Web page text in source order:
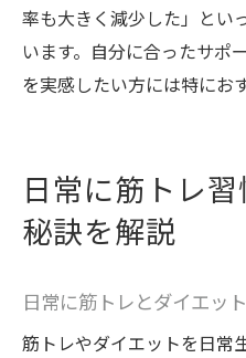
率も大きく減少した」とい
います。自分に合ったサポ
を実感したい方には特にお
日常に筋トレ
秘訣を解説
日常に筋トレとダイエッ
筋トレやダイエットを日常